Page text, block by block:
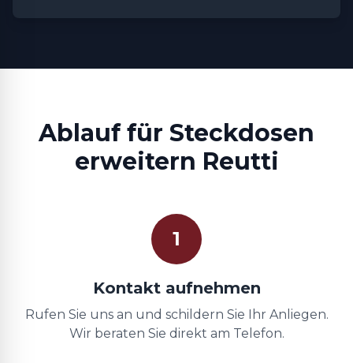
Ablauf für Steckdosen
erweitern Reutti
1
Kontakt aufnehmen
Rufen Sie uns an und schildern Sie Ihr Anliegen.
Wir beraten Sie direkt am Telefon.